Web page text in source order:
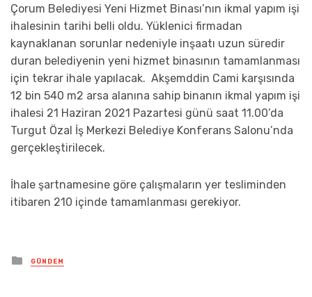
Çorum Belediyesi Yeni Hizmet Binası’nın ikmal yapım işi
ihalesinin tarihi belli oldu. Yüklenici firmadan
kaynaklanan sorunlar nedeniyle inşaatı uzun süredir
duran belediyenin yeni hizmet binasının tamamlanması
için tekrar ihale yapılacak. Akşemddin Cami karşısında
12 bin 540 m2 arsa alanına sahip binanın ikmal yapım işi
ihalesi 21 Haziran 2021 Pazartesi günü saat 11.00’da
Turgut Özal İş Merkezi Belediye Konferans Salonu’nda
gerçekleştirilecek.
İhale şartnamesine göre çalışmaların yer tesliminden
itibaren 210 içinde tamamlanması gerekiyor.
Posted
in
GÜNDEM